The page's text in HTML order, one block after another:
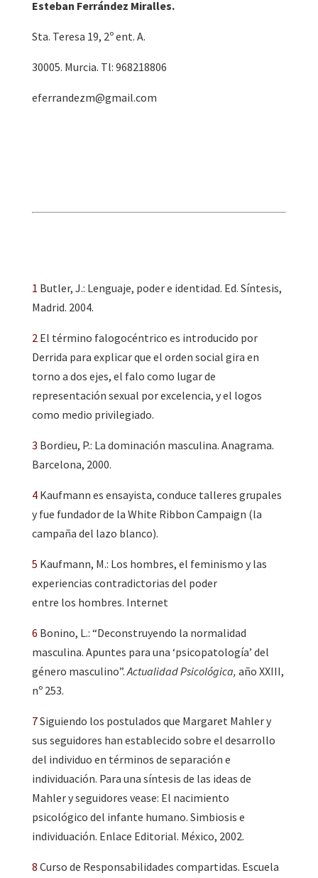
Esteban Ferrández Miralles.
Sta. Teresa 19, 2º ent. A.
30005. Murcia. Tl: 968218806
eferrandezm@gmail.com
1 Butler, J.: Lenguaje, poder e identidad. Ed. Síntesis,
Madrid. 2004.
2El término falogocéntrico es introducido por
Derrida para explicar que el orden social gira en
torno a dos ejes, el falo como lugar de
representación sexual por excelencia, y el logos
como medio privilegiado.
3 Bordieu, P.: La dominación masculina. Anagrama.
Barcelona, 2000.
4Kaufmann es ensayista, conduce talleres grupales
y fue fundador de la White Ribbon Campaign (la
campaña del lazo blanco).
5 Kaufmann, M.: Los hombres, el feminismo y las
experiencias contradictorias del poder
entre los hombres. Internet
6 Bonino, L.: “Deconstruyendo la normalidad
masculina. Apuntes para una ‘psicopatología’ del
género masculino”.Actualidad Psicológica, año XXIII,
nº 253.
7Siguiendo los postulados que Margaret Mahler y
sus seguidores han establecido sobre el desarrollo
del individuo en términos de separación e
individuación. Para una síntesis de las ideas de
Mahler y seguidores vease: El nacimiento
psicológico del infante humano. Simbiosis e
individuación. Enlace Editorial. México, 2002.
8 Curso de Responsabilidades compartidas. Escuela